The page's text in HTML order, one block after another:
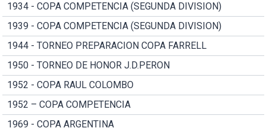
1934 - COPA COMPETENCIA (SEGUNDA DIVISION)
1939 - COPA COMPETENCIA (SEGUNDA DIVISION)
1944 - TORNEO PREPARACION COPA FARRELL
1950 - TORNEO DE HONOR J.D.PERON
1952 - COPA RAUL COLOMBO
1952 – COPA COMPETENCIA
1969 - COPA ARGENTINA